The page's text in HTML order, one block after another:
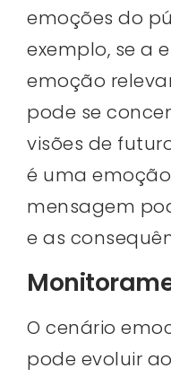
emoções do
exemplo, se a
emoção
pode se
visões de
é uma
mensagem
e as
O cenário
pode evoluir